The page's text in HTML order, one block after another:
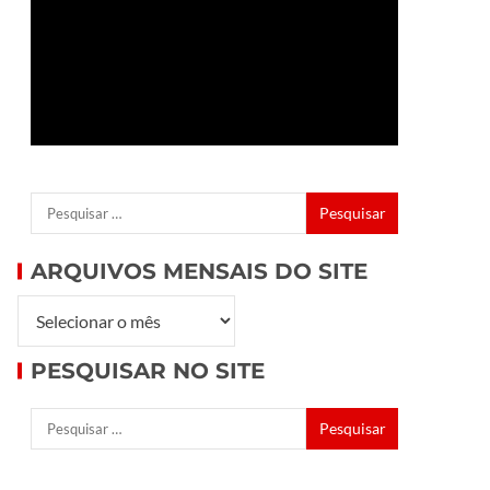
ARQUIVOS MENSAIS DO SITE
PESQUISAR NO SITE